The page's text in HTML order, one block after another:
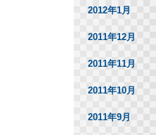
2012年1月
2011年12月
2011年11月
2011年10月
2011年9月